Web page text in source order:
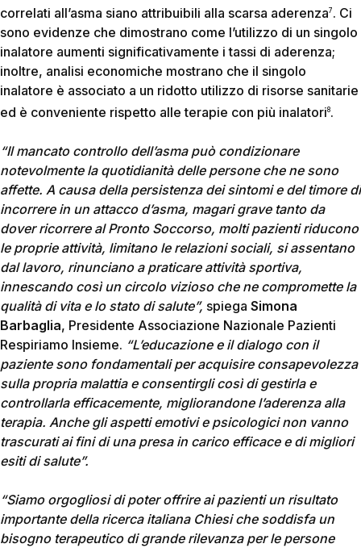
correlati all’asma siano attribuibili alla scarsa aderenza7 . Ci
sono evidenze che dimostrano come l’utilizzo di un singolo
inalatore aumenti significativamente i tassi di aderenza;
inoltre, analisi economiche mostrano che il singolo
inalatore è associato a un ridotto utilizzo di risorse sanitarie
ed è conveniente rispetto alle terapie con più inalatori8.
“Il mancato controllo dell’asma può condizionare
notevolmente la quotidianità delle persone che ne sono
affette. A causa della persistenza dei sintomi e del timore di
incorrere in un attacco d’asma, magari grave tanto da
dover ricorrere al Pronto Soccorso, molti pazienti riducono
le proprie attività, limitano le relazioni sociali, si assentano
dal lavoro, rinunciano a praticare attività sportiva,
innescando così un circolo vizioso che ne compromette la
qualità di vita e lo stato di salute”, spiega Simona
Barbaglia, Presidente Associazione Nazionale Pazienti
Respiriamo Insieme. “L’educazione e il dialogo con il
paziente sono fondamentali per acquisire consapevolezza
sulla propria malattia e consentirgli così di gestirla e
controllarla efficacemente, migliorandone l’aderenza alla
terapia. Anche gli aspetti emotivi e psicologici non vanno
trascurati ai fini di una presa in carico efficace e di migliori
esiti di salute”.
“Siamo orgogliosi di poter offrire ai pazienti un risultato
importante della ricerca italiana Chiesi che soddisfa un
bisogno terapeutico di grande rilevanza per le persone